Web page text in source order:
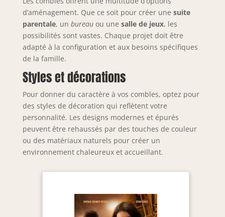
d’aménagement. Que ce soit pour créer une suite
parentale, un bureauou une salle de jeux, les
possibilités sont vastes. Chaque projet doit être
adapté à la configuration et aux besoins spécifiques
de la famille.
Styles et décorations
Pour donner du caractère à vos combles, optez pour
des styles de décoration qui reflètent votre
personnalité. Les designs modernes et épurés
peuvent être rehaussés par des touches de couleur
ou des matériaux naturels pour créer un
environnement chaleureux et accueillant.